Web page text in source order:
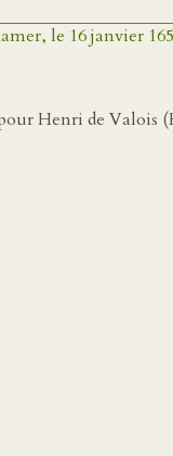
le 16 janvier
Henri de Valois